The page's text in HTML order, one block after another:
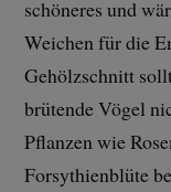
schöneres und
Weichen für die
Gehölzschnitt
brütende Vögel
Pflanzen wie
Forsythienblüte